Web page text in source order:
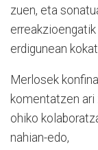
zuen, eta
erdigunean
Merlosek
komentatzen ari
ohiko
nahian-edo,